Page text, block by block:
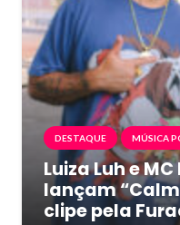
DESTAQUE MÚSICA
Luiza Luh e
lançam
clipe pela